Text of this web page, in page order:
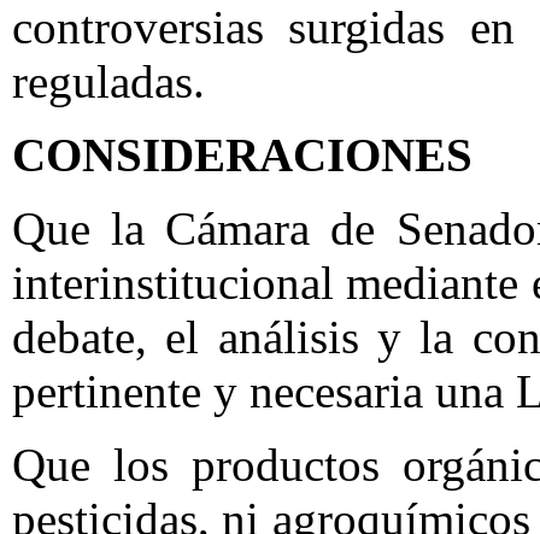
controversias surgidas
reguladas.
CONSIDERACIONES
Que la Cámara de
interinstitucional mediante
debate, el análisis y la
pertinente y necesaria una
Que los productos
pesticidas, ni